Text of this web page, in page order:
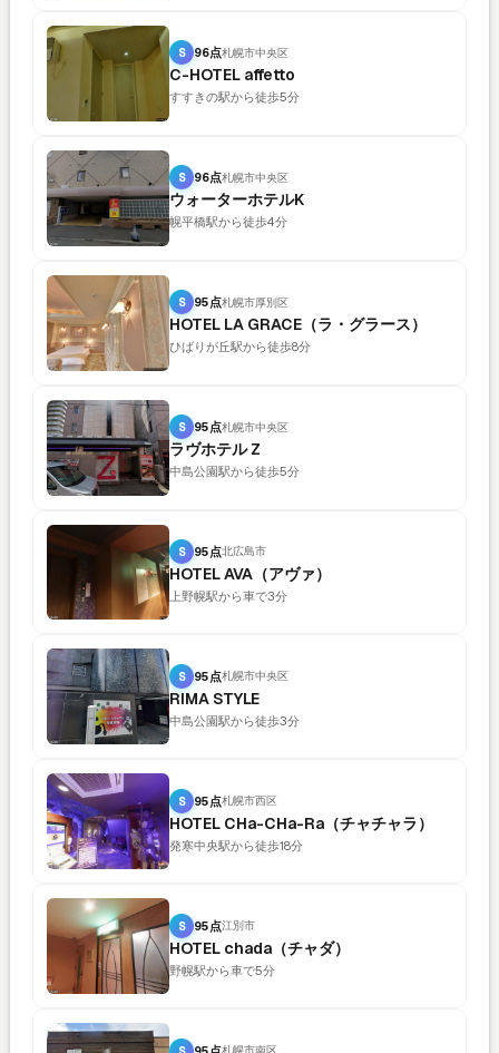
S 96点札幌市中央区
C-HOTEL affetto
すすきの駅から徒歩5分
S 96点札幌市中央区
ウォーターホテルK
幌平橋駅から徒歩4分
S 95点札幌市厚別区
HOTEL LA GRACE（ラ・グラース）
ひばりが丘駅から徒歩8分
S 95点札幌市中央区
ラヴホテル Z
中島公園駅から徒歩5分
S 95点北広島市
HOTEL AVA（アヴァ）
上野幌駅から車で3分
S 95点札幌市中央区
RIMA STYLE
中島公園駅から徒歩3分
S 95点札幌市西区
HOTEL CHa-CHa-Ra（チャチャラ）
発寒中央駅から徒歩18分
S 95点江別市
HOTEL chada（チャダ）
野幌駅から車で5分